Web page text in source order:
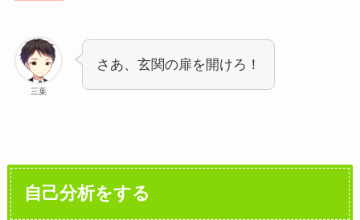
三葉
さあ、玄関の扉を開けろ！
自己分析をする